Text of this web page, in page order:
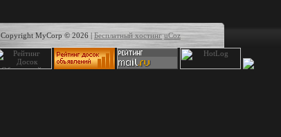
Copyright MyCorp © 2026 | Бесплатный хостинг uCoz